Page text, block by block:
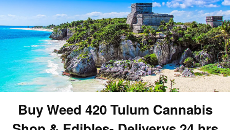
Buy Weed 420 Tulum Cannabis